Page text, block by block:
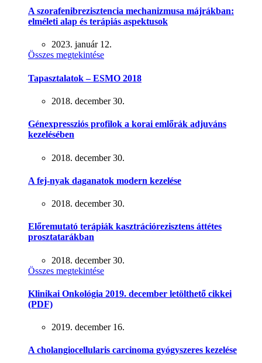
A szorafenibrezisztencia mechanizmusa májrákban:
elméleti alap és terápiás aspektusok
2023. január 12.
Összes megtekintése
Tapasztalatok – ESMO 2018
2018. december 30.
Génexpressziós profilok a korai emlőrák adjuváns
kezelésében
2018. december 30.
A fej-nyak daganatok modern kezelése
2018. december 30.
Előremutató terápiák kasztrációrezisztens áttétes
prosztatarákban
2018. december 30.
Összes megtekintése
Klinikai Onkológia 2019. december letölthető cikkei
(PDF)
2019. december 16.
A cholangiocellularis carcinoma gyógyszeres kezelése